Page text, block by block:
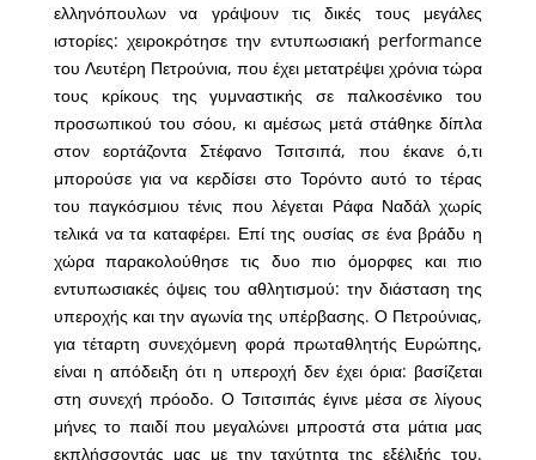
ελληνόπουλων να γράψουν τις δικές τους μεγάλες
ιστορίες: χειροκρότησε την εντυπωσιακή performance
του Λευτέρη Πετρούνια, που έχει μετατρέψει χρόνια τώρα
τους κρίκους της γυμναστικής σε παλκοσένικο του
προσωπικού του σόου, κι αμέσως μετά στάθηκε δίπλα
στον εορτάζοντα Στέφανο Τσιτσιπά, που έκανε ό,τι
μπορούσε για να κερδίσει στο Τορόντο αυτό το τέρας
του παγκόσμιου τένις που λέγεται Ράφα Ναδάλ χωρίς
τελικά να τα καταφέρει. Επί της ουσίας σε ένα βράδυ η
χώρα παρακολούθησε τις δυο πιο όμορφες και πιο
εντυπωσιακές όψεις του αθλητισμού: την διάσταση της
υπεροχής και την αγωνία της υπέρβασης. Ο Πετρούνιας,
για τέταρτη συνεχόμενη φορά πρωταθλητής Ευρώπης,
είναι η απόδειξη ότι η υπεροχή δεν έχει όρια: βασίζεται
στη συνεχή πρόοδο. Ο Τσιτσιπάς έγινε μέσα σε λίγους
μήνες το παιδί που μεγαλώνει μπροστά στα μάτια μας
εκπλήσσοντάς μας με την ταχύτητα της εξέλιξής του.